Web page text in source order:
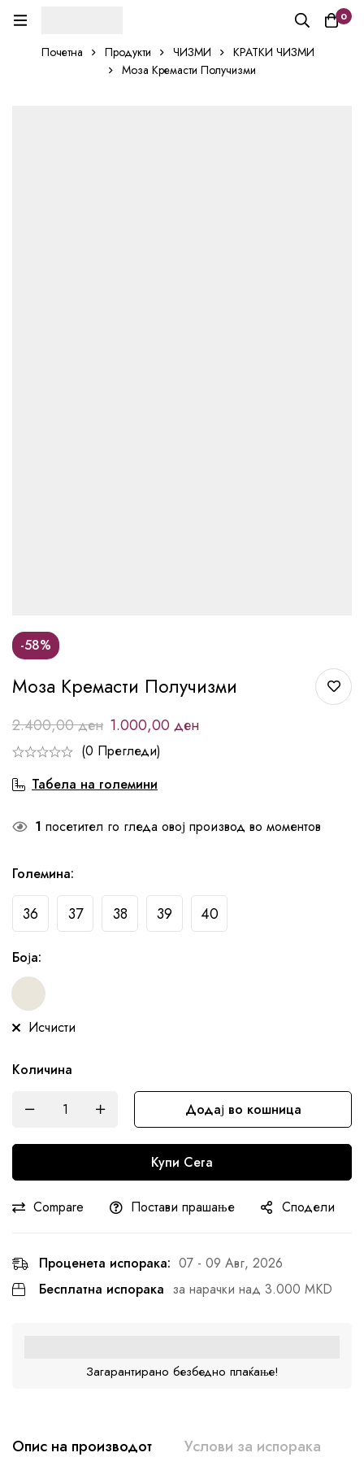
0
Почетна Продукти ЧИЗМИ
КРАТКИ ЧИЗМИ
Моза Кремасти Получизми
-58%
Моза Кремасти Получизми
2.400,00ден 1.000,00 ден
(0 Прегледи)
Табела на големини
1 посетител го гледа овој производ во моментов
Големина:
36 37 38 39 40
Боја:
Исчисти
Количина
Додај во кошница
Купи Сега
Compare Постави прашање Сподели
Проценета испорака: 07 - 09 Авг, 2026
Бесплатна испорака за нарачки над 3.000 MKD
Загарантирано безбедно плаќање!
Опис на производот Услови за испорака